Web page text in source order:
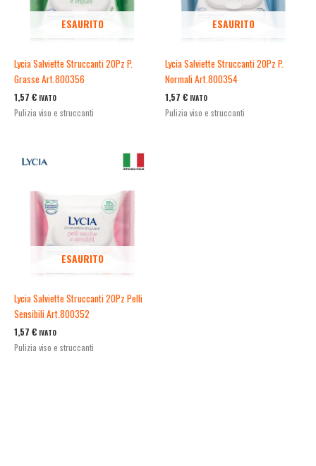
ESAURITO
Lycia Salviette Struccanti 20Pz P.
Grasse Art.800356
1,57 € IVATO
Pulizia viso e struccanti
ESAURITO
Lycia Salviette Struccanti 20Pz P.
Normali Art.800354
1,57 € IVATO
Pulizia viso e struccanti
ESAURITO
Lycia Salviette Struccanti 20Pz Pelli
Sensibili Art.800352
1,57 € IVATO
Pulizia viso e struccanti